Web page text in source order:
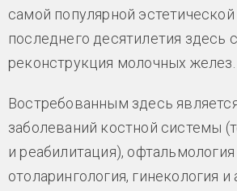
самой популярной
последнего десятилетия здесь
реконструкция молочных желез.
Востребованным здесь
заболеваний костной системы
и реабилитация), офтальмология
отоларингология, гинекология